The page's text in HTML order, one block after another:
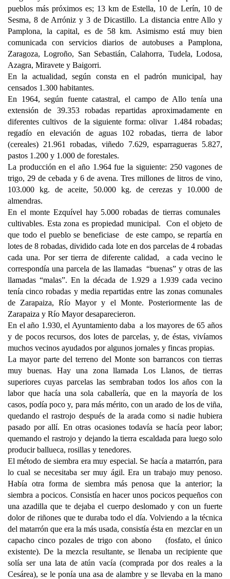
pueblos más próximos es; 13 km de Estella, 10 de Lerín, 10 de
Sesma, 8 de Arróniz y 3 de Dicastillo. La distancia entre Allo y
Pamplona, la capital, es de 58 km. Asimismo está muy bien
comunicada con servicios diarios de autobuses a Pamplona,
Zaragoza, Logroño, San Sebastián, Calahorra, Tudela, Lodosa,
Azagra, Miravete y Baigorri.
En la actualidad, según consta en el padrón municipal, hay
censados 1.300 habitantes.
En 1964, según fuente catastral, el campo de Allo tenía una
extensión de 39.353 robadas repartidas aproximadamente en
diferentes cultivos de la siguiente forma: olivar 1.484 robadas;
regadío en elevación de aguas 102 robadas, tierra de labor
(cereales) 21.961 robadas, viñedo 7.629, esparragueras 5.827,
pastos 1.200 y 1.000 de forestales.
La producción en el año 1.964 fue la siguiente: 250 vagones de
trigo, 29 de cebada y 6 de avena. Tres millones de litros de vino,
103.000 kg. de aceite, 50.000 kg. de cerezas y 10.000 de
almendras.
En el monte Ezquível hay 5.000 robadas de tierras comunales
cultivables. Esta zona es propiedad municipal. Con el objeto de
que todo el pueblo se beneficiase de este campo, se repartía en
lotes de 8 robadas, dividido cada lote en dos parcelas de 4 robadas
cada una. Por ser tierra de diferente calidad, a cada vecino le
correspondía una parcela de las llamadas “buenas” y otras de las
llamadas “malas”. En la década de 1.929 a 1.939 cada vecino
tenía cinco robadas y media repartidas entre las zonas comunales
de Zarapaiza, Río Mayor y el Monte. Posteriormente las de
Zarapaiza y Río Mayor desaparecieron.
En el año 1.930, el Ayuntamiento daba a los mayores de 65 años
y de pocos recursos, dos lotes de parcelas, y, de éstas, vivíamos
muchos vecinos ayudados por algunos jornales y fincas propias.
La mayor parte del terreno del Monte son barrancos con tierras
muy buenas. Hay una zona llamada Los Llanos, de tierras
superiores cuyas parcelas las sembraban todos los años con la
labor que hacía una sola caballería, que en la mayoría de los
casos, podía poco y, para más mérito, con un arado de los de viña,
quedando el rastrojo después de la arada como si nadie hubiera
pasado por allí. En otras ocasiones todavía se hacía peor labor;
quemando el rastrojo y dejando la tierra escaldada para luego solo
producir ballueca, rosillas y tenedores.
El método de siembra era muy especial. Se hacía a matarrón, para
lo cual se necesitaba ser muy ágil. Era un trabajo muy penoso.
Había otra forma de siembra más penosa que la anterior; la
siembra a pocicos. Consistía en hacer unos pocicos pequeños con
una azadilla que te dejaba el cuerpo deslomado y con un fuerte
dolor de riñones que te duraba todo el día. Volviendo a la técnica
del matarrón que era la más usada, consistía ésta en mezclar en un
capacho cinco pozales de trigo con abono (fosfato, el único
existente). De la mezcla resultante, se llenaba un recipiente que
solía ser una lata de atún vacía (comprada por dos reales a la
Cesárea), se le ponía una asa de alambre y se llevaba en la mano